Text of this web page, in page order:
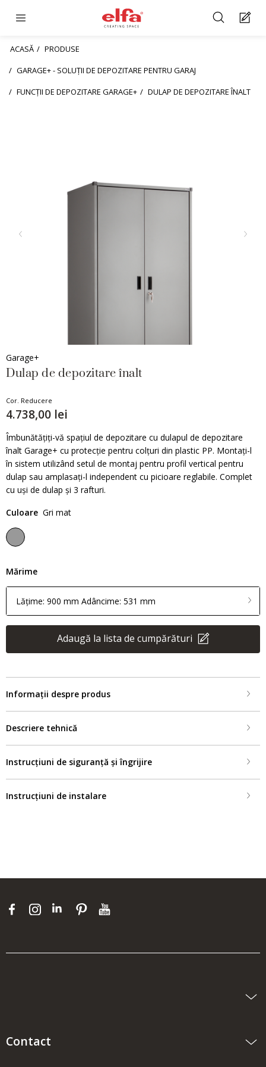
ACASĂ
PRODUSE
GARAGE+ - SOLUȚII DE DEPOZITARE PENTRU GARAJ
FUNCȚII DE DEPOZITARE GARAGE+
DULAP DE DEPOZITARE ÎNALT
Garage+
Dulap de depozitare înalt
Cor. Reducere
4.738,00 lei
Îmbunătățiți-vă spațiul de depozitare cu dulapul de depozitare
înalt Garage+ cu protecție pentru colțuri din plastic PP. Montați-l
în sistem utilizând setul de montaj pentru profil vertical pentru
dulap sau amplasați-l independent cu picioare reglabile. Complet
cu uși de dulap și 3 rafturi.
Culoare Gri mat
Mărime
Lățime: 900 mm Adâncime: 531 mm
Adaugă la lista de cumpărături
Informații despre produs
Descriere tehnică
Instrucțiuni de siguranță și îngrijire
Instrucțiuni de instalare
Contact